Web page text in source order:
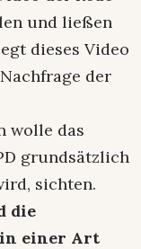
und ließen
dieses Video
der
wolle das
grundsätzlich
sichten.
die
in einer Art